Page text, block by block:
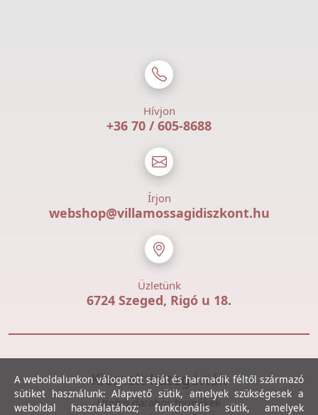
Hívjon
+36 70 / 605-8688
Írjon
webshop@villamossagidiszkont.hu
Üzletünk
6724 Szeged, Rigó u 18.
Kiemelt kategóriák
Utolsó darabos termékek
A weboldalunkon válogatott saját és harmadik féltől származó
sütiket használunk: Alapvető sütik, amelyek szükségesek a
weboldal használatához; funkcionális sütik, amelyek